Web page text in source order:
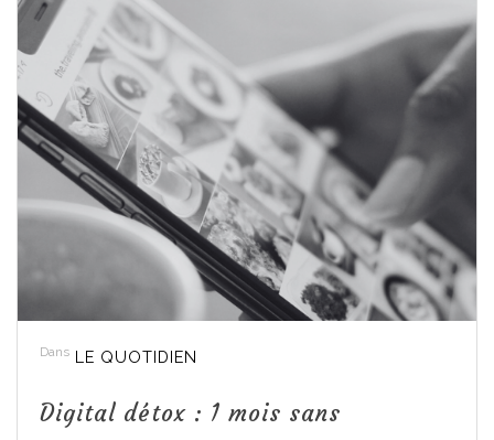
Dans LE QUOTIDIEN
Digital détox : 1 mois sans